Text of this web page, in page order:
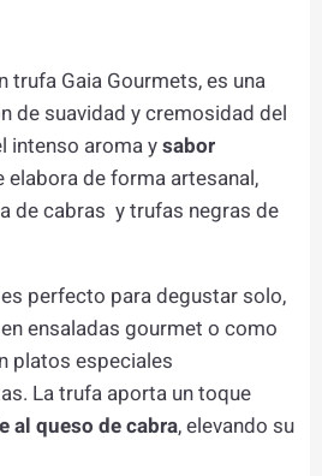
trufa Gaia Gourmets, es una
de suavidad y cremosidad del
intenso aroma ysabor
elabora de forma artesanal,
de cabras y trufas negras de
perfecto para degustar solo,
ensaladas gourmet o como
platos especiales
La trufa aporta un toque
al queso de cabra, elevando su